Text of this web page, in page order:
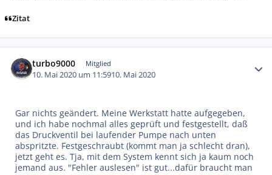
Zitat
turbo9000 Mitglied
10. Mai 2020 um 11:5910. Mai 2020
Gar nichts geändert. Meine Werkstatt hatte aufgegeben,
und ich habe nochmal alles geprüft und festgestellt, daß
das Druckventil bei laufender Pumpe nach unten
abspritzte. Festgeschraubt (kommt man ja schlecht dran),
jetzt geht es. Tja, mit dem System kennt sich ja kaum noch
jemand aus. "Fehler auslesen" ist gut...dafür braucht man